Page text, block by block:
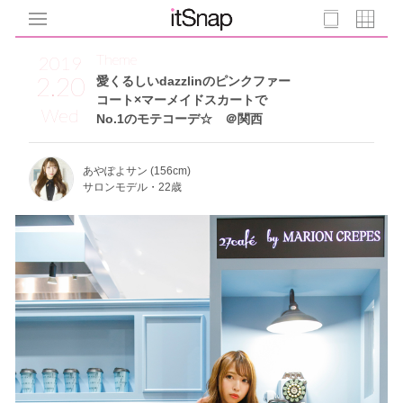
2019
2.20
Wed
愛くるしいdazzlinのピンクファー
コート×マーメイドスカートで
No.1のモテコーデ☆ ＠関西
Theme
あやぽよサン (156cm)
サロンモデル・22歳